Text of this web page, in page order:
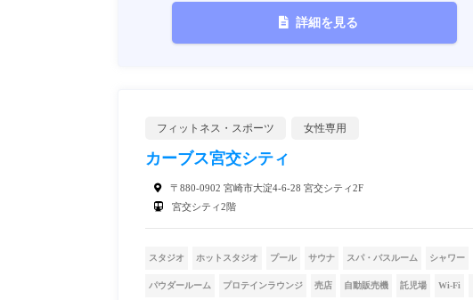
詳細を見る
フィットネス・スポーツ 女性専用
カーブス宮交シティ
〒880-0902 宮崎市大淀4-6-28 宮交シティ2F
宮交シティ2階
スタジオ ホットスタジオ プール サウナ スパ・バスルーム シャワー
パウダールーム プロテインラウンジ 売店 自動販売機 託児場 Wi-Fi